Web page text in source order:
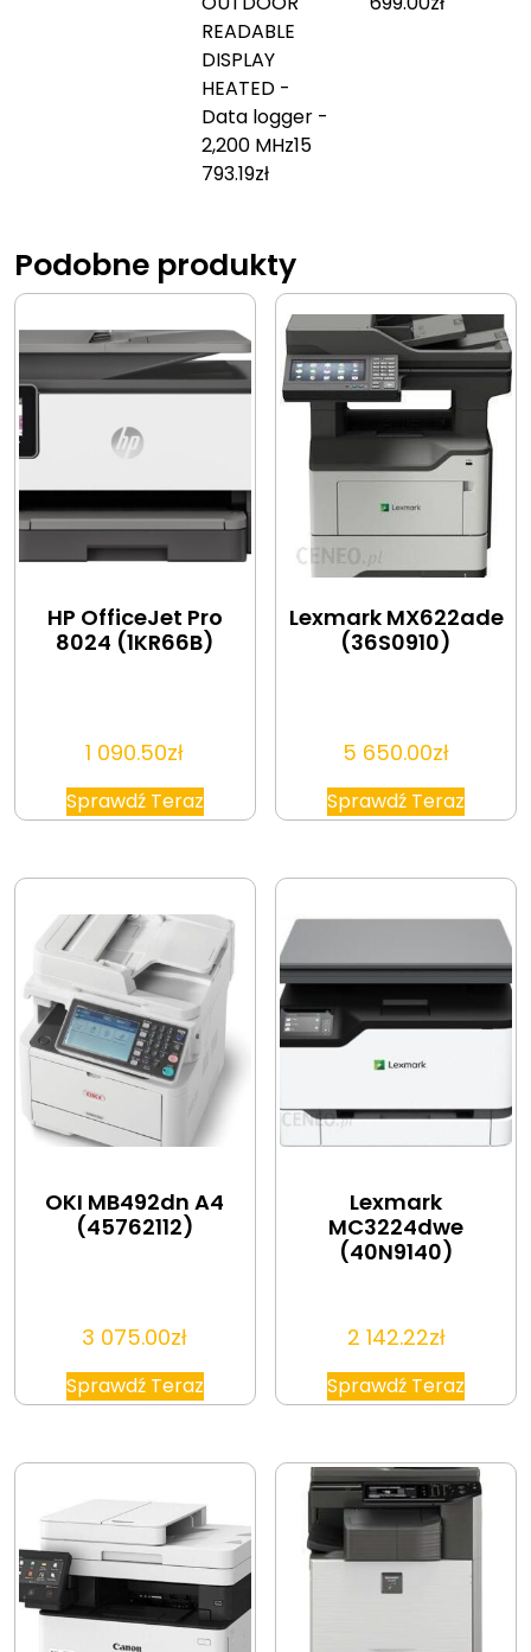
READABLE
DISPLAY
HEATED -
Data logger -
2,200 MHz15
793.19zł
Podobne produkty
HP OfficeJet Pro
8024 (1KR66B)
1 090.50zł
Sprawdź Teraz
Lexmark MX622ade
(36S0910)
5 650.00zł
Sprawdź Teraz
OKI MB492dn A4
(45762112)
3 075.00zł
Sprawdź Teraz
Lexmark
MC3224dwe
(40N9140)
2 142.22zł
Sprawdź Teraz